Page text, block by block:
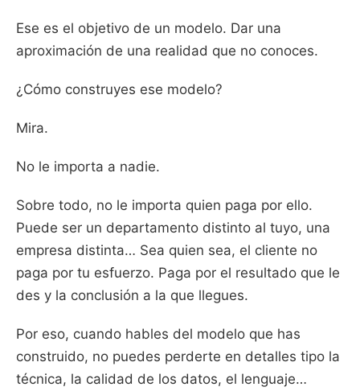
Ese es el objetivo de un modelo. Dar una
aproximación de una realidad que no conoces.
¿Cómo construyes ese modelo?
Mira.
No le importa a nadie.
Sobre todo, no le importa quien paga por ello.
Puede ser un departamento distinto al tuyo, una
empresa distinta… Sea quien sea, el cliente no
paga por tu esfuerzo. Paga por el resultado que le
des y la conclusión a la que llegues.
Por eso, cuando hables del modelo que has
construido, no puedes perderte en detalles tipo la
técnica, la calidad de los datos, el lenguaje…